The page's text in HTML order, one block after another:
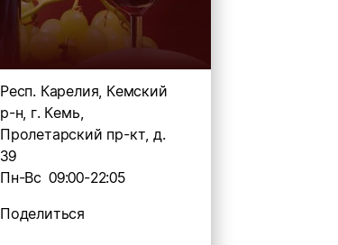
Респ. Карелия, Кемский
р-н, г. Кемь,
Пролетарский пр-кт, д.
39
Пн-Вс 09:00-22:05
Поделиться